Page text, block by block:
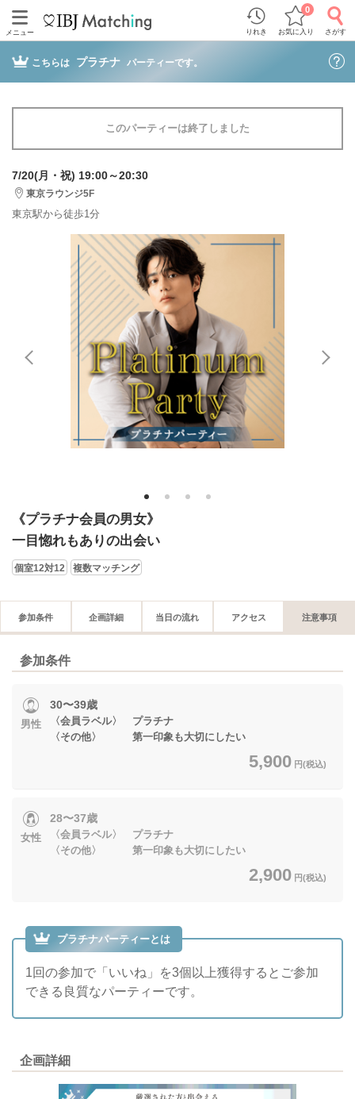
メニュー りれき お気に入り
0
さがす
こちらは プラチナ パーティーです。
このパーティーは終了しました
7/20(月・祝) 19:00～20:30
東京ラウンジ5F
東京駅から徒歩1分
1 2 3 4
《プラチナ会員の男女》
一目惚れもありの出会い
個室12対12 複数マッチング
参加条件 企画詳細 当日の流れ アクセス 注意事項
参加条件
男性
30〜39歳
〈会員ラベル〉 プラチナ
〈その他〉 第一印象も大切にしたい
5,900 円(税込)
女性
28〜37歳
〈会員ラベル〉 プラチナ
〈その他〉 第一印象も大切にしたい
2,900 円(税込)
プラチナパーティーとは
1回の参加で「いいね」を3個以上獲得するとご参加
できる良質なパーティーです。
企画詳細